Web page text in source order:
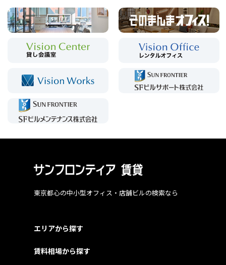
東京都心の中小型オフィス・店舗ビルの検索なら
エリアから探す
賃料相場から探す